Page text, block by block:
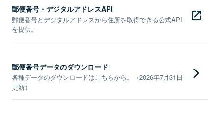
郵便番号・デジタルアドレスAPI
郵便番号とデジタルアドレスから住所を取得できる公式API
を提供。
郵便番号データのダウンロード
各種データのダウンロードはこちらから。（2026年7月31日
更新）